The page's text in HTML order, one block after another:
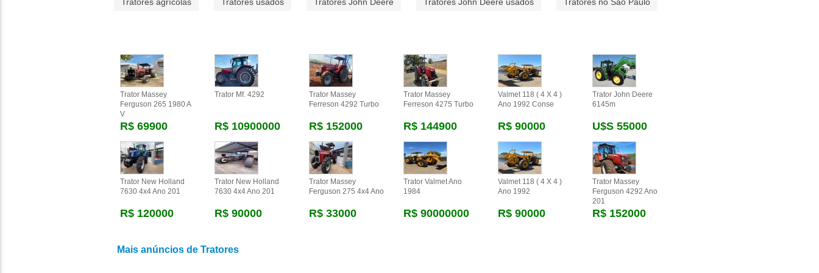
Trator Massey
Ferguson 265 1980 A
V
R$ 69900
Trator Mf. 4292
R$ 10900000
Trator Massey
Ferreson 4292 Turbo
R$ 152000
Trator Massey
Ferreson 4275 Turbo
R$ 144900
Valmet 118 ( 4 X 4 )
Ano 1992 Conse
R$ 90000
Trator John Deere
6145m
U$s 55000
Trator New Holland
7630 4x4 Ano 201
R$ 120000
Trator New Holland
7630 4x4 Ano 201
R$ 90000
Trator Massey
Ferguson 275 4x4 Ano
R$ 33000
Trator Valmet Ano
1984
R$ 90000000
Valmet 118 ( 4 X 4 )
Ano 1992
R$ 90000
Trator Massey
Ferguson 4292 Ano
201
R$ 152000
Mais anúncios de Tratores